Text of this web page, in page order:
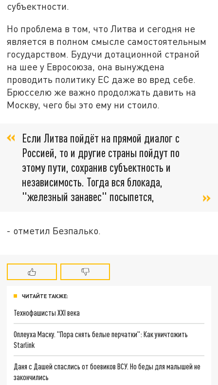
субъектности.
Но проблема в том, что Литва и сегодня не
является в полном смысле самостоятельным
государством. Будучи дотационной страной
на шее у Евросоюза, она вынуждена
проводить политику ЕС даже во вред себе.
Брюсселю же важно продолжать давить на
Москву, чего бы это ему ни стоило.
Если Литва пойдёт на прямой диалог с
Россией, то и другие страны пойдут по
этому пути, сохранив субъектность и
независимость. Тогда вся блокада,
"железный занавес" посыпется,
- отметил Безпалько.
ЧИТАЙТЕ ТАКЖЕ:
Технофашисты XXI века
Оплеуха Маску. "Пора снять белые перчатки": Как уничтожить
Starlink
Даня с Дашей спаслись от боевиков ВСУ. Но беды для малышей не
закончились